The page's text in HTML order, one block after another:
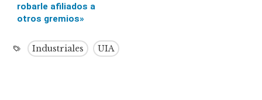
robarle afiliados a
otros gremios»
Industriales UIA